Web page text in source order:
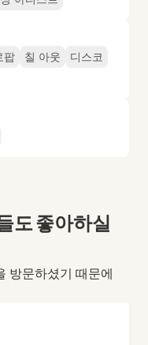
팝 칠 아웃
디스코
도 좋아하실
방문하셨기 때문에